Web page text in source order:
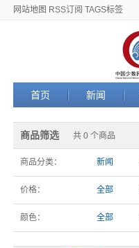
网站地图 RSS订阅 TAGS标签
首页 新闻
商品筛选 共 0 个商品
商品分类： 新闻
价格： 全部
颜色： 全部